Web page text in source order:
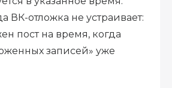
ВК-отложка не устраивает:
пост на время, когда
записей» уже